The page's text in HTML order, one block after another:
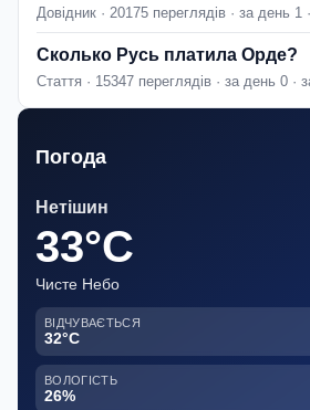
Довідник · 20175 переглядів · за день 1
Сколько Русь платила Орде?
Стаття · 15347 переглядів · за день 0 ·
Погода
Нетішин
33°C
Чисте Небо
ВІДЧУВАЄТЬСЯ
32°C
ВОЛОГІСТЬ
26%